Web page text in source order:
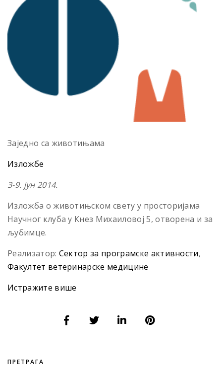
Заједно са животињама
Изложбе
3-9. јун 2014.
Изложба о животињском свету у просторијама
Научног клуба у Кнез Михаиловој 5, отворена и за
љубимце.
Реализатор: Сектор за програмске активности,
Факултет ветеринарске медицине
Истражите више
ПРЕТРАГА